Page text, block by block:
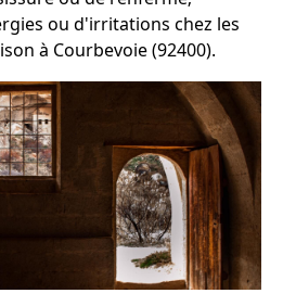
ou d'irritations chez les
à Courbevoie (92400).